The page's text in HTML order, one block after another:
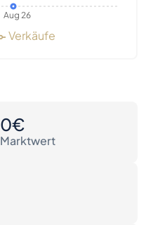
Aug 26
Verkäufe
0€
Marktwert